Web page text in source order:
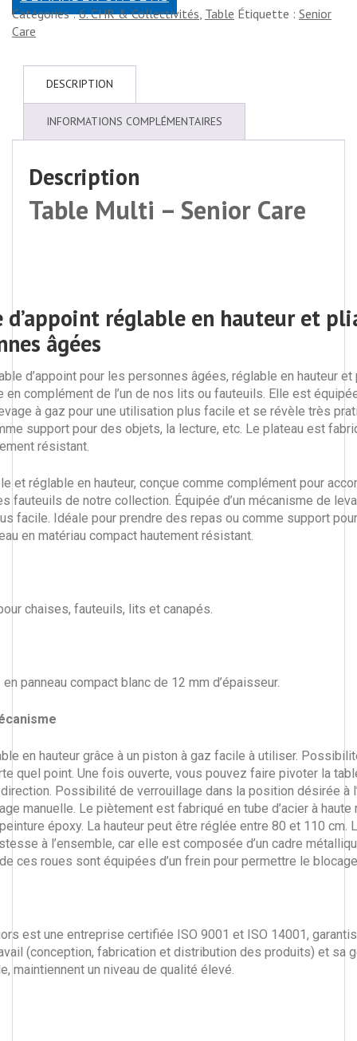
Catégories :6. CHR & Collectivités, Table Étiquette : Senior
Care
DESCRIPTION
INFORMATIONS COMPLÉMENTAIRES
Description
Table Multi – Senior Care
d’appoint réglable en hauteur et
âgées
d’appoint pour les personnes âgées, réglable en hauteur et
complément de l’un de nos lits ou fauteuils. Elle est équipée
à gaz pour une utilisation plus facile et se révèle très
support pour des objets, la lecture, etc. Le plateau est
résistant.
et réglable en hauteur, conçue comme complément pour
fauteuils de notre collection. Équipée d’un mécanisme de
facile. Idéale pour prendre des repas ou comme support
en matériau compact hautement résistant.
chaises, fauteuils, lits et canapés.
panneau compact blanc de 12 mm d’épaisseur.
en hauteur grâce à un piston à gaz facile à utiliser.
quel point. Une fois ouverte, vous pouvez faire pivoter la
Possibilité de verrouillage dans la position désirée à
manuelle. Le piètement est fabriqué en tube d’acier à
époxy. La hauteur peut être réglée entre 80 et 110 cm.
à l’ensemble, car elle est composée d’un cadre
ces roues sont équipées d’un frein pour permettre le
est une entreprise certifiée ISO 9001 et ISO 14001,
(conception, fabrication et distribution des produits) et sa
maintiennent un niveau de qualité élevé.